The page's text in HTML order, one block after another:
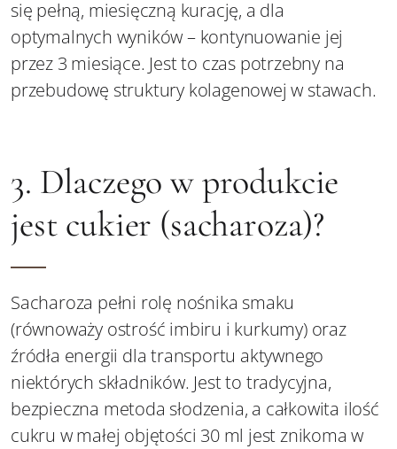
się pełną, miesięczną kurację, a dla
optymalnych wyników – kontynuowanie jej
przez 3 miesiące. Jest to czas potrzebny na
przebudowę struktury kolagenowej w stawach.
3. Dlaczego w produkcie
jest cukier (sacharoza)?
Sacharoza pełni rolę nośnika smaku
(równoważy ostrość imbiru i kurkumy) oraz
źródła energii dla transportu aktywnego
niektórych składników. Jest to tradycyjna,
bezpieczna metoda słodzenia, a całkowita ilość
cukru w małej objętości 30 ml jest znikoma w